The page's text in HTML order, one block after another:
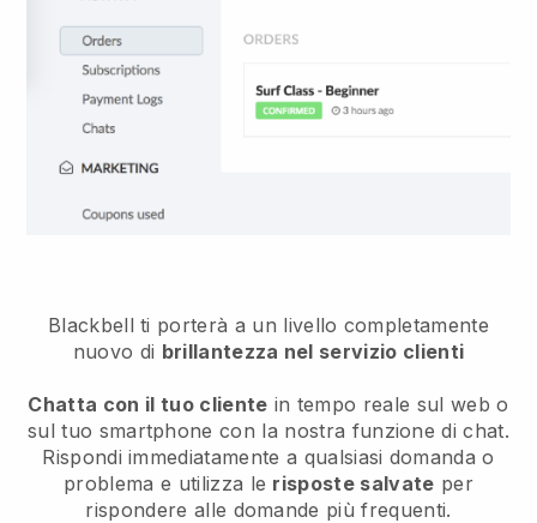
Blackbell ti porterà a un livello completamente
nuovo di brillantezza nel servizio clienti
Chatta con il tuo cliente in tempo reale sul web o
sul tuo smartphone con la nostra funzione di chat.
Rispondi immediatamente a qualsiasi domanda o
problema e utilizza le risposte salvate per
rispondere alle domande più frequenti.